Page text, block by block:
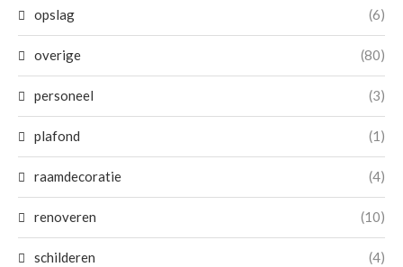
opslag (6)
overige (80)
personeel (3)
plafond (1)
raamdecoratie (4)
renoveren (10)
schilderen (4)